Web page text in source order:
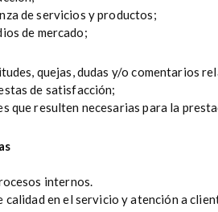
de servicios y productos;
de mercado;
quejas, dudas y/o comentarios
de satisfacción;
que resulten necesarias para la
internos.
calidad en el servicio y atención a